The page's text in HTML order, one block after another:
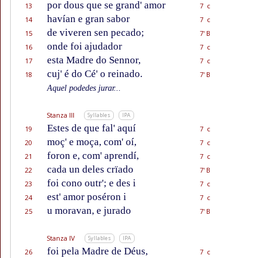
13
por dous que se grand' amor
7 c
14
havían e gran sabor
7 c
15
de viveren sen pecado;
7' B
16
onde foi ajudador
7 c
17
esta Madre do Sennor,
7 c
18
cuj' é do Cé' o reinado.
7' B
Aquel podedes jurar...
Stanza III Syllables IPA
19 Estes de que fal' aquí
7 c
20
moç' e moça, com' oí,
7 c
21
foron e, com' aprendí,
7 c
22
cada un deles crïado
7' B
23
foi cono outr'; e des i
7 c
24
est' amor poséron i
7 c
25
u moravan, e jurado 7' B
Stanza IV Syllables IPA
26 foi pela Madre de Déus,
7 c